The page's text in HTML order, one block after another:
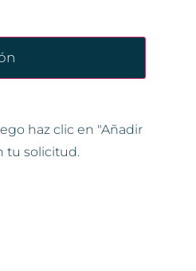
haz clic en "Añadir
tu solicitud.